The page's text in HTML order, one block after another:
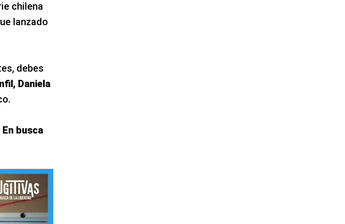
chilena
lanzado
debes
Daniela
busca